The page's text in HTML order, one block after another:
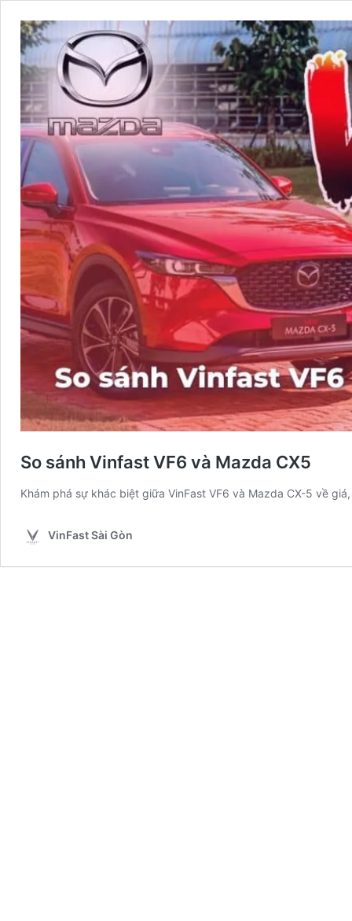
So sánh Vinfast VF6 và Mazda CX5
Khám phá sự khác biệt giữa VinFast VF6 và Mazda CX-5 về
VinFast Sài Gòn